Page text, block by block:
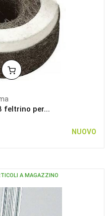
feltrino per...
NUOVO
A MAGAZZINO